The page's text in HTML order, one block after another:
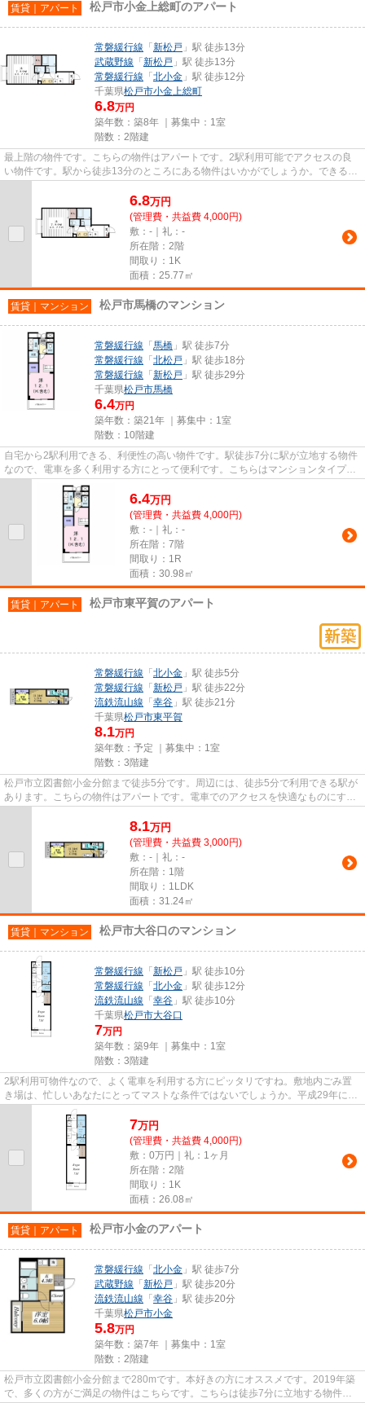
賃貸｜アパート 松戸市小金上総町のアパート
常磐緩行線 「 新松戸 」駅 徒歩13分
武蔵野線 「 新松戸 」駅 徒歩13分
常磐緩行線 「 北小金 」駅 徒歩12分
千葉県松戸市小金上総町
6.8万円
築年数：築8年 ｜募集中： 1室
階数：2階建
最上階の物件です。こちらの物件はアパートです。2駅利用可能でアクセスの良
い物件です。駅から徒歩13分のところにある物件はいかがでしょうか。できるだ
6.8万円
(管理費・共益費 4,000円)
敷：-｜礼：-
所在階：2階
間取り：1K
面積：25.77㎡
賃貸｜マンション 松戸市馬橋のマンション
常磐緩行線 「 馬橋 」駅 徒歩7分
常磐緩行線 「 北松戸 」駅 徒歩18分
常磐緩行線 「 新松戸 」駅 徒歩29分
千葉県松戸市馬橋
6.4万円
築年数：築21年 ｜募集中： 1室
階数：10階建
自宅から2駅利用できる、利便性の高い物件です。駅徒歩7分に駅が立地する物件
なので、電車を多く利用する方にとって便利です。こちらはマンションタイプに
なります。こちらはエレベー...
6.4万円
(管理費・共益費 4,000円)
敷：-｜礼：-
所在階：7階
間取り：1R
面積：30.98㎡
賃貸｜アパート 松戸市東平賀のアパート
常磐緩行線 「 北小金 」駅 徒歩5分
常磐緩行線 「 新松戸 」駅 徒歩22分
流鉄流山線 「 幸谷 」駅 徒歩21分
千葉県松戸市東平賀
8.1万円
築年数：予定 ｜募集中： 1室
階数：3階建
松戸市立図書館小金分館まで徒歩5分です。周辺には、徒歩5分で利用できる駅が
あります。こちらの物件はアパートです。電車でのアクセスを快適なものにす
8.1万円
(管理費・共益費 3,000円)
敷：-｜礼：-
所在階：1階
間取り：1LDK
面積：31.24㎡
賃貸｜マンション 松戸市大谷口のマンション
常磐緩行線 「 新松戸 」駅 徒歩10分
常磐緩行線 「 北小金 」駅 徒歩12分
流鉄流山線 「 幸谷 」駅 徒歩10分
千葉県松戸市大谷口
7万円
築年数：築9年 ｜募集中： 1室
階数：3階建
2駅利用可物件なので、よく電車を利用する方にピッタリですね。敷地内ごみ置
き場は、忙しいあなたにとってマストな条件ではないでしょうか。平成29年に建
設された物件です。造りとデザ...
7万円
(管理費・共益費 4,000円)
敷：0万円｜礼：1ヶ月
所在階：2階
間取り：1K
面積：26.08㎡
賃貸｜アパート 松戸市小金のアパート
常磐緩行線 「 北小金 」駅 徒歩7分
武蔵野線 「 新松戸 」駅 徒歩20分
流鉄流山線 「 幸谷 」駅 徒歩20分
千葉県松戸市小金
5.8万円
築年数：築7年 ｜募集中： 1室
階数：2階建
松戸市立図書館小金分館まで280mです。本好きの方にオススメです。2019年築
で、多くの方がご満足の物件はこちらです。こちらは徒歩7分に立地する物件で